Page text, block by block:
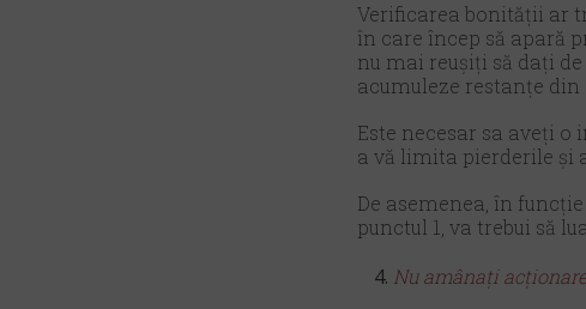
Verificarea bonității ar
în care încep să apară
nu mai reușiți să dați
acumuleze restanțe din
Este necesar sa aveți
a vă limita pierderile și
De asemenea, în
punctul 1, va trebui să
Nu amânați